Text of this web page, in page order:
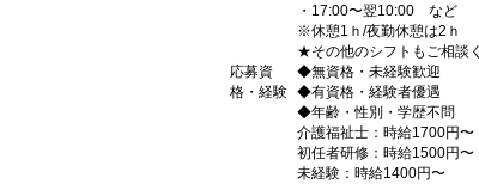
・17:00〜翌10:00 など
※休憩1ｈ/夜勤休憩は2ｈ
★その他のシフトもご相談
応募資
格・経験
◆無資格・未経験歓迎
◆有資格・経験者優遇
◆年齢・性別・学歴不問
介護福祉士：時給1700円〜
初任者研修：時給1500円〜
未経験：時給1400円〜